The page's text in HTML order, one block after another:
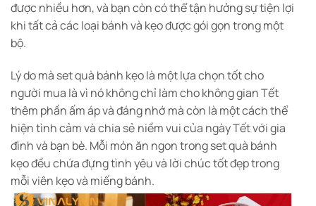
được nhiều hơn, và bạn còn có thể tận hưởng sự tiện lợi
khi tất cả các loại bánh và kẹo được gói gọn trong một
bộ.
Lý do mà set quà bánh kẹo là một lựa chọn tốt cho
người mua là vì nó không chỉ làm cho không gian Tết
thêm phần ấm áp và đáng nhớ mà còn là một cách thể
hiện tình cảm và chia sẻ niềm vui của ngày Tết với gia
đình và bạn bè. Mỗi món ăn ngon trong set quà bánh
kẹo đều chứa đựng tình yêu và lời chúc tốt đẹp trong
mỗi viên kẹo và miếng bánh.